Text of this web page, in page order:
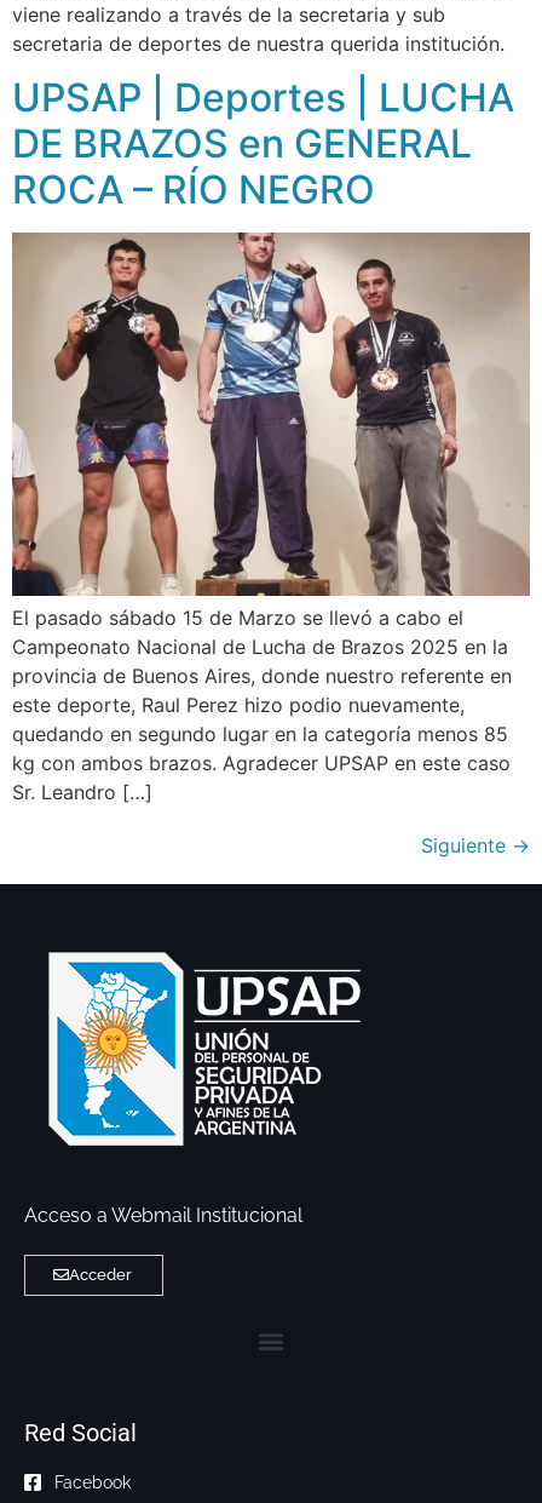
viene realizando a través de la secretaria y sub
secretaria de deportes de nuestra querida institución.
UPSAP | Deportes | LUCHA
DE BRAZOS en GENERAL
ROCA – RÍO NEGRO
El pasado sábado 15 de Marzo se llevó a cabo el
Campeonato Nacional de Lucha de Brazos 2025 en la
provincia de Buenos Aires, donde nuestro referente en
este deporte, Raul Perez hizo podio nuevamente,
quedando en segundo lugar en la categoría menos 85
kg con ambos brazos. Agradecer UPSAP en este caso
Sr. Leandro […]
Siguiente →
Acceso a Webmail Institucional
Acceder
Red Social
Facebook